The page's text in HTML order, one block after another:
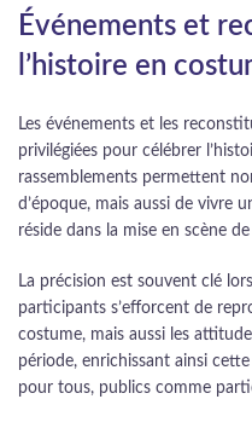
Événements et
l’histoire en
Les événements et les
privilégiées pour célébrer
rassemblements permettent
d’époque, mais aussi de vivre
réside dans la mise en scène
La précision est souvent clé
participants s’efforcent de
costume, mais aussi les
période, enrichissant ainsi
pour tous, publics comme